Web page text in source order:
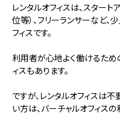
レンタルオフィスは、スター
位等）、フリーランサーなど
フィスです。
利用者が心地よく働けるため
ィスもあります。
ですが、レンタルオフィスは
い方は、バーチャルオフィス